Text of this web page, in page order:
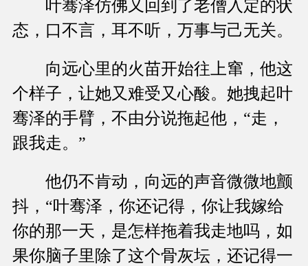
叶骞泽仿佛又回到了老僧入定的状
态，口不言，耳不听，万事与己无关。
向远心里的火苗开始往上窜，他这
个样子，让她又难受又心酸。她拽起叶
骞泽的手臂，不由分说拖起他，“走，
跟我走。”
他仍不肯动，向远的声音微微地颤
抖，“叶骞泽，你还记得，你让我嫁给
你的那一天，是怎样拖着我走地吗，如
果你脑子里除了这个骨灰坛，还记得一